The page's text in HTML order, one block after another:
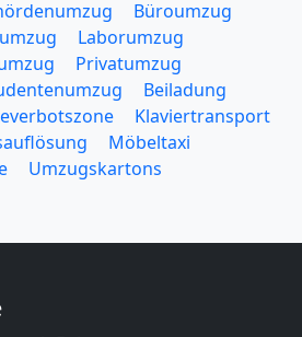
Büroumzug
Laborumzug
Privatumzug
Beiladung
Klaviertransport
Möbeltaxi
Umzugskartons